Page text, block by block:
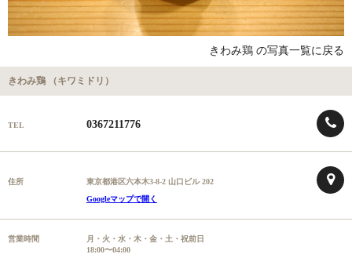
きわみ鶏 の写真一覧に戻る
きわみ鶏 （キワミドリ）
TEL 0367211776
住所
東京都港区六本木3-8-2 山口ビル 202
Googleマップで開く
営業時間
月・火・水・木・金・土・祝前日
18:00〜04:00